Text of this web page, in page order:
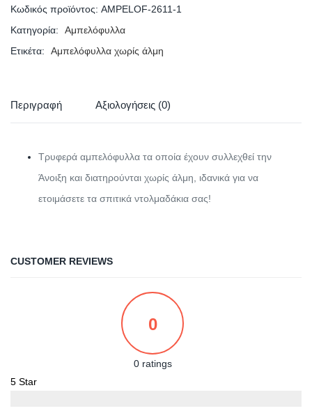
Κωδικός προϊόντος: AMPELOF-2611-1
Κατηγορία:
Αμπελόφυλλα
Ετικέτα:
Αμπελόφυλλα χωρίς άλμη
Περιγραφή Αξιολογήσεις (0)
Τρυφερά αμπελόφυλλα τα οποία έχουν συλλεχθεί την
Άνοιξη και διατηρούνται χωρίς άλμη, ιδανικά για να
ετοιμάσετε τα σπιτικά ντολμαδάκια σας!
CUSTOMER REVIEWS
0
0 ratings
5 Star